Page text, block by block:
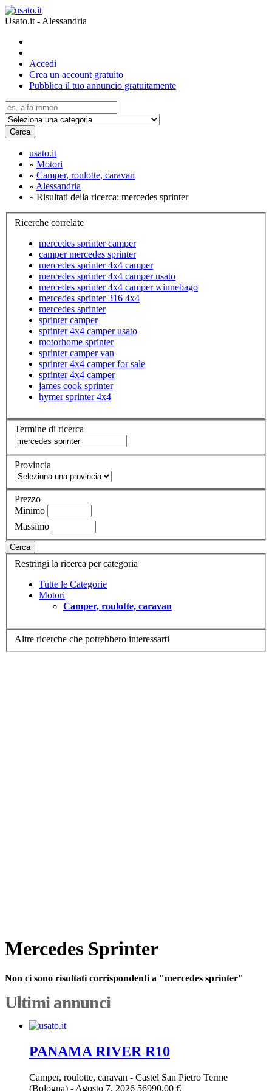
Usato.it - Alessandria
Accedi
Crea un account gratuito
Pubblica il tuo annuncio gratuitamente
Cerca
usato.it
» Motori
» Camper, roulotte, caravan
» Alessandria
» Risultati della ricerca: mercedes sprinter
Ricerche correlate
mercedes sprinter camper
camper mercedes sprinter
mercedes sprinter 4x4 camper
mercedes sprinter 4x4 camper usato
mercedes sprinter 4x4 camper winnebago
mercedes sprinter 316 4x4
mercedes sprinter
sprinter camper
sprinter 4x4 camper usato
motorhome sprinter
sprinter camper van
sprinter 4x4 camper for sale
sprinter 4x4 camper
james cook sprinter
hymer sprinter 4x4
Termine di ricerca
Provincia
Prezzo
Minimo
Massimo
Cerca
Restringi la ricerca per categoria
Tutte le Categorie
Motori
Camper, roulotte, caravan
Altre ricerche che potrebbero interessarti
Mercedes Sprinter
Non ci sono risultati corrispondenti a "mercedes sprinter"
Ultimi annunci
PANAMA RIVER R10
Camper, roulotte, caravan - Castel San Pietro Terme
(Bologna) - Agosto 7, 2026 56990.00 €